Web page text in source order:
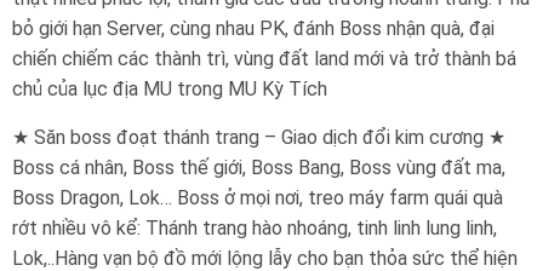
bỏ giới hạn Server, cùng nhau PK, đánh Boss nhận quà, đại
chiến chiếm các thành trì, vùng đất land mới và trở thành bá
chủ của lục địa MU trong MU Kỳ Tích
★ Săn boss đoạt thánh trang – Giao dịch đổi kim cương ★
Boss cá nhân, Boss thế giới, Boss Bang, Boss vùng đất ma,
Boss Dragon, Lok… Boss ở mọi nơi, treo máy farm quái quà
rớt nhiều vô kể: Thánh trang hào nhoáng, tinh linh lung linh,
Lok,..Hàng vạn bộ đồ mới lộng lẫy cho bạn thỏa sức thể hiện